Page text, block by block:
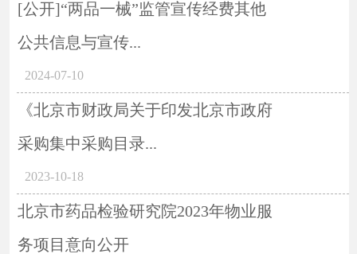
[公开]“两品一械”监管宣传经费其他
公共信息与宣传...
2024-07-10
《北京市财政局关于印发北京市政府
采购集中采购目录...
2023-10-18
北京市药品检验研究院2023年物业服
务项目意向公开